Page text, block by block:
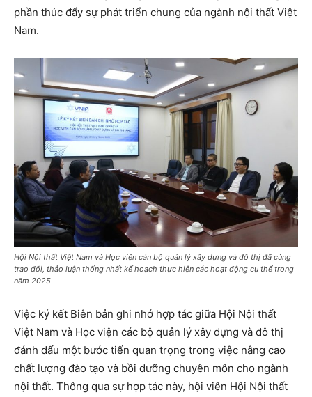
phần thúc đẩy sự phát triển chung của ngành nội thất Việt
Nam.
Hội Nội thất Việt Nam và Học viện cán bộ quản lý xây dựng và đô thị đã cùng
trao đổi, thảo luận thống nhất kế hoạch thực hiện các hoạt động cụ thể trong
năm 2025
Việc ký kết Biên bản ghi nhớ hợp tác giữa Hội Nội thất
Việt Nam và Học viện các bộ quản lý xây dựng và đô thị
đánh dấu một bước tiến quan trọng trong việc nâng cao
chất lượng đào tạo và bồi dưỡng chuyên môn cho ngành
nội thất. Thông qua sự hợp tác này, hội viên Hội Nội thất